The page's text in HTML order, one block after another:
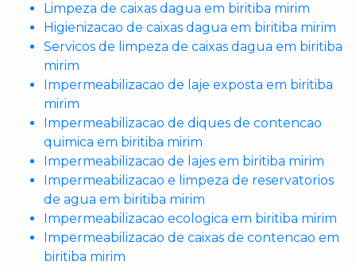
Limpeza de caixas dagua em biritiba mirim
Higienizacao de caixas dagua em biritiba mirim
Servicos de limpeza de caixas dagua em biritiba
mirim
Impermeabilizacao de laje exposta em biritiba
mirim
Impermeabilizacao de diques de contencao
quimica em biritiba mirim
Impermeabilizacao de lajes em biritiba mirim
Impermeabilizacao e limpeza de reservatorios
de agua em biritiba mirim
Impermeabilizacao ecologica em biritiba mirim
Impermeabilizacao de caixas de contencao em
biritiba mirim